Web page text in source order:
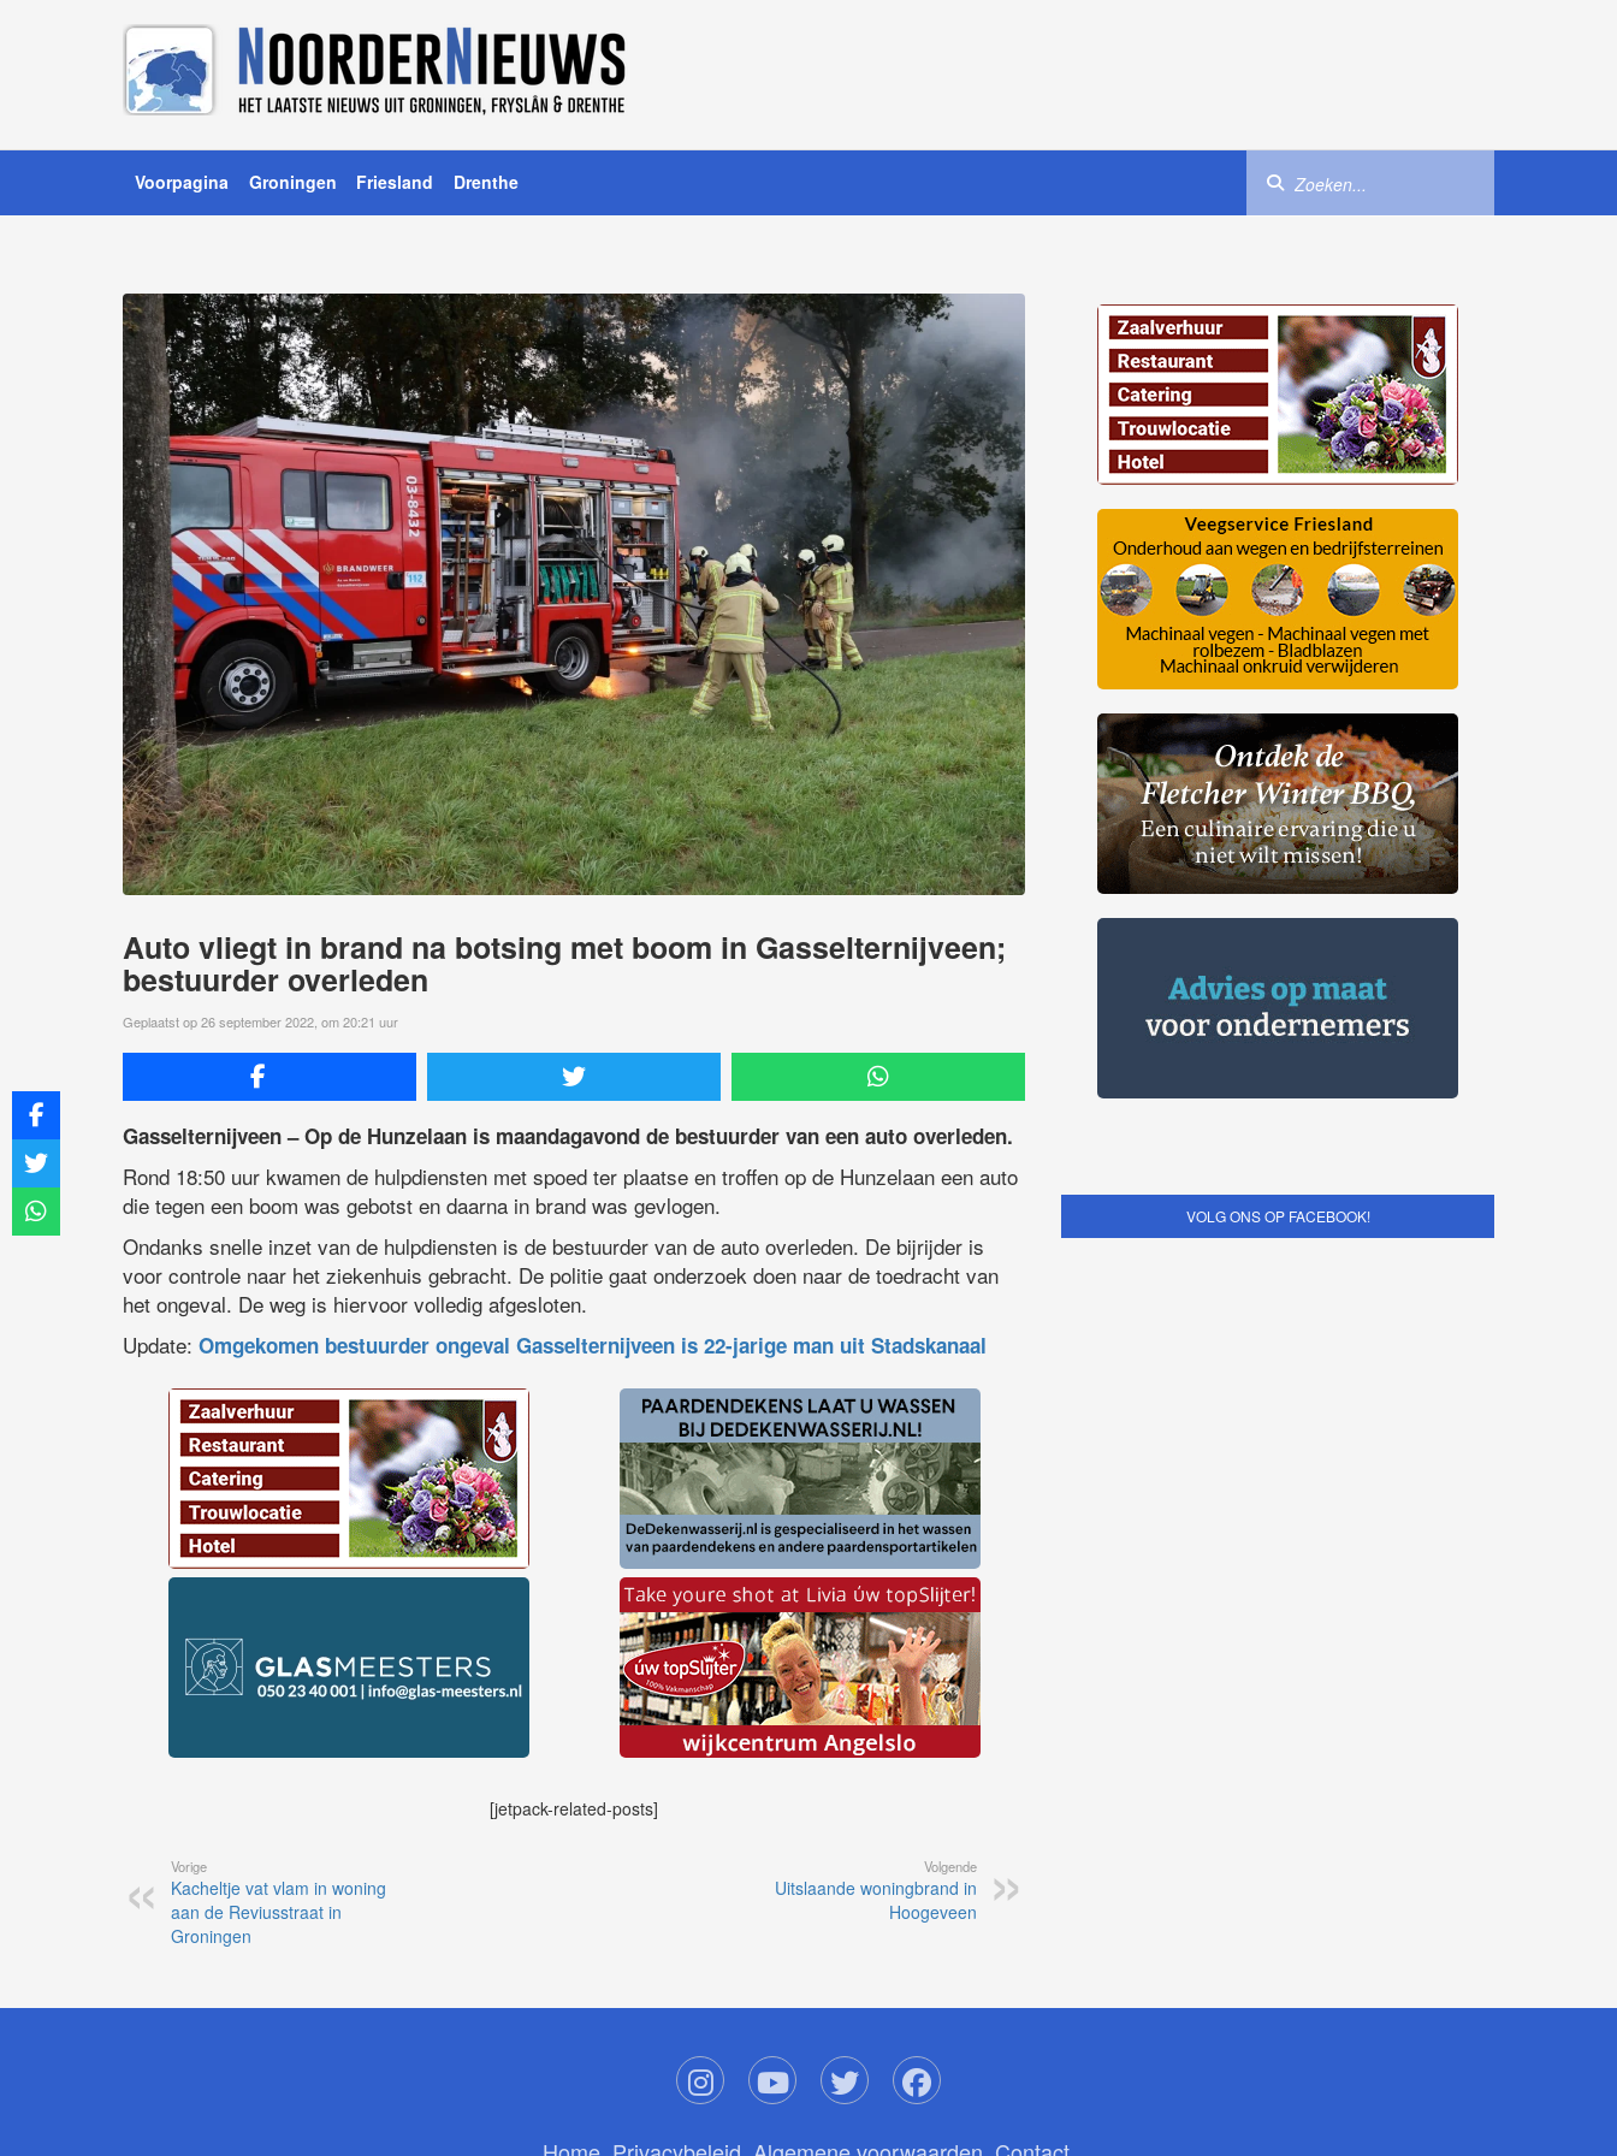
Voorpagina Groningen Friesland Drenthe
Auto vliegt in brand na botsing met boom in Gasselternijveen;
bestuurder overleden
Geplaatst op 26 september 2022, om 20:21 uur
Gasselternijveen – Op de Hunzelaan is maandagavond de bestuurder van een auto overleden.
Rond 18:50 uur kwamen de hulpdiensten met spoed ter plaatse en troffen op de Hunzelaan een auto
die tegen een boom was gebotst en daarna in brand was gevlogen.
Ondanks snelle inzet van de hulpdiensten is de bestuurder van de auto overleden. De bijrijder is
voor controle naar het ziekenhuis gebracht. De politie gaat onderzoek doen naar de toedracht van
het ongeval. De weg is hiervoor volledig afgesloten.
Update: Omgekomen bestuurder ongeval Gasselternijveen is 22-jarige man uit Stadskanaal
[jetpack-related-posts]
Vorige
Kacheltje vat vlam in woning
aan de Reviusstraat in
Groningen
Volgende
Uitslaande woningbrand in
Hoogeveen
VOLG ONS OP FACEBOOK!